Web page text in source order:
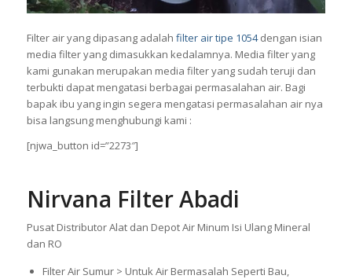
Filter air yang dipasang adalah filter air tipe 1054dengan isian
media filter yang dimasukkan kedalamnya. Media filter yang
kami gunakan merupakan media filter yang sudah teruji dan
terbukti dapat mengatasi berbagai permasalahan air. Bagi
bapak ibu yang ingin segera mengatasi permasalahan air nya
bisa langsung menghubungi kami :
[njwa_button id=”2273″]
Nirvana Filter Abadi
Pusat Distributor Alat dan Depot Air Minum Isi Ulang Mineral
dan RO
Filter Air Sumur > Untuk Air Bermasalah Seperti Bau,